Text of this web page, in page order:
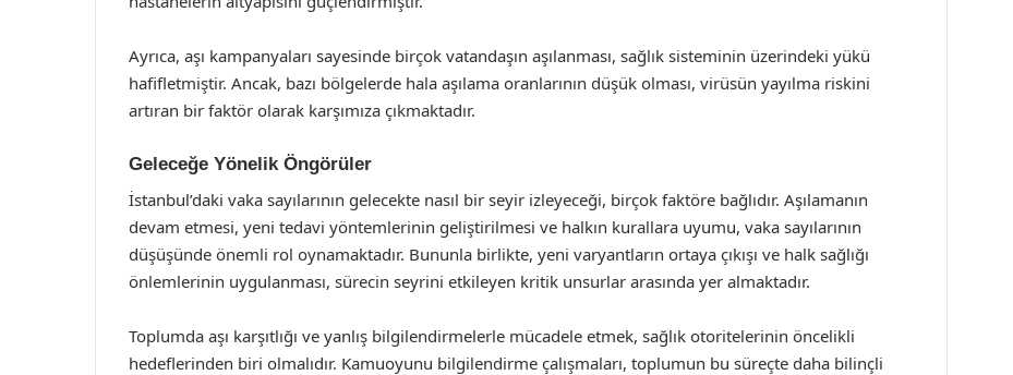
Ayrıca, aşı kampanyaları sayesinde birçok vatandaşın aşılanması, sağlık sisteminin üzerindeki yükü
hafifletmiştir. Ancak, bazı bölgelerde hala aşılama oranlarının düşük olması, virüsün yayılma riskini
artıran bir faktör olarak karşımıza çıkmaktadır.
Geleceğe Yönelik Öngörüler
İstanbul’daki vaka sayılarının gelecekte nasıl bir seyir izleyeceği, birçok faktöre bağlıdır. Aşılamanın
devam etmesi, yeni tedavi yöntemlerinin geliştirilmesi ve halkın kurallara uyumu, vaka sayılarının
düşüşünde önemli rol oynamaktadır. Bununla birlikte, yeni varyantların ortaya çıkışı ve halk sağlığı
önlemlerinin uygulanması, sürecin seyrini etkileyen kritik unsurlar arasında yer almaktadır.
Toplumda aşı karşıtlığı ve yanlış bilgilendirmelerle mücadele etmek, sağlık otoritelerinin öncelikli
hedeflerinden biri olmalıdır. Kamuoyunu bilgilendirme çalışmaları, toplumun bu süreçte daha bilinçli